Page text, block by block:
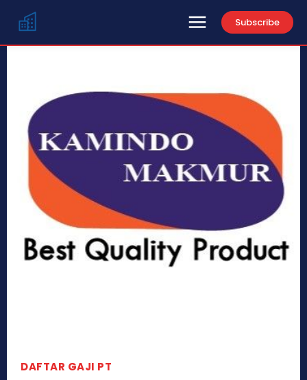
Subscribe
DAFTAR GAJI PT